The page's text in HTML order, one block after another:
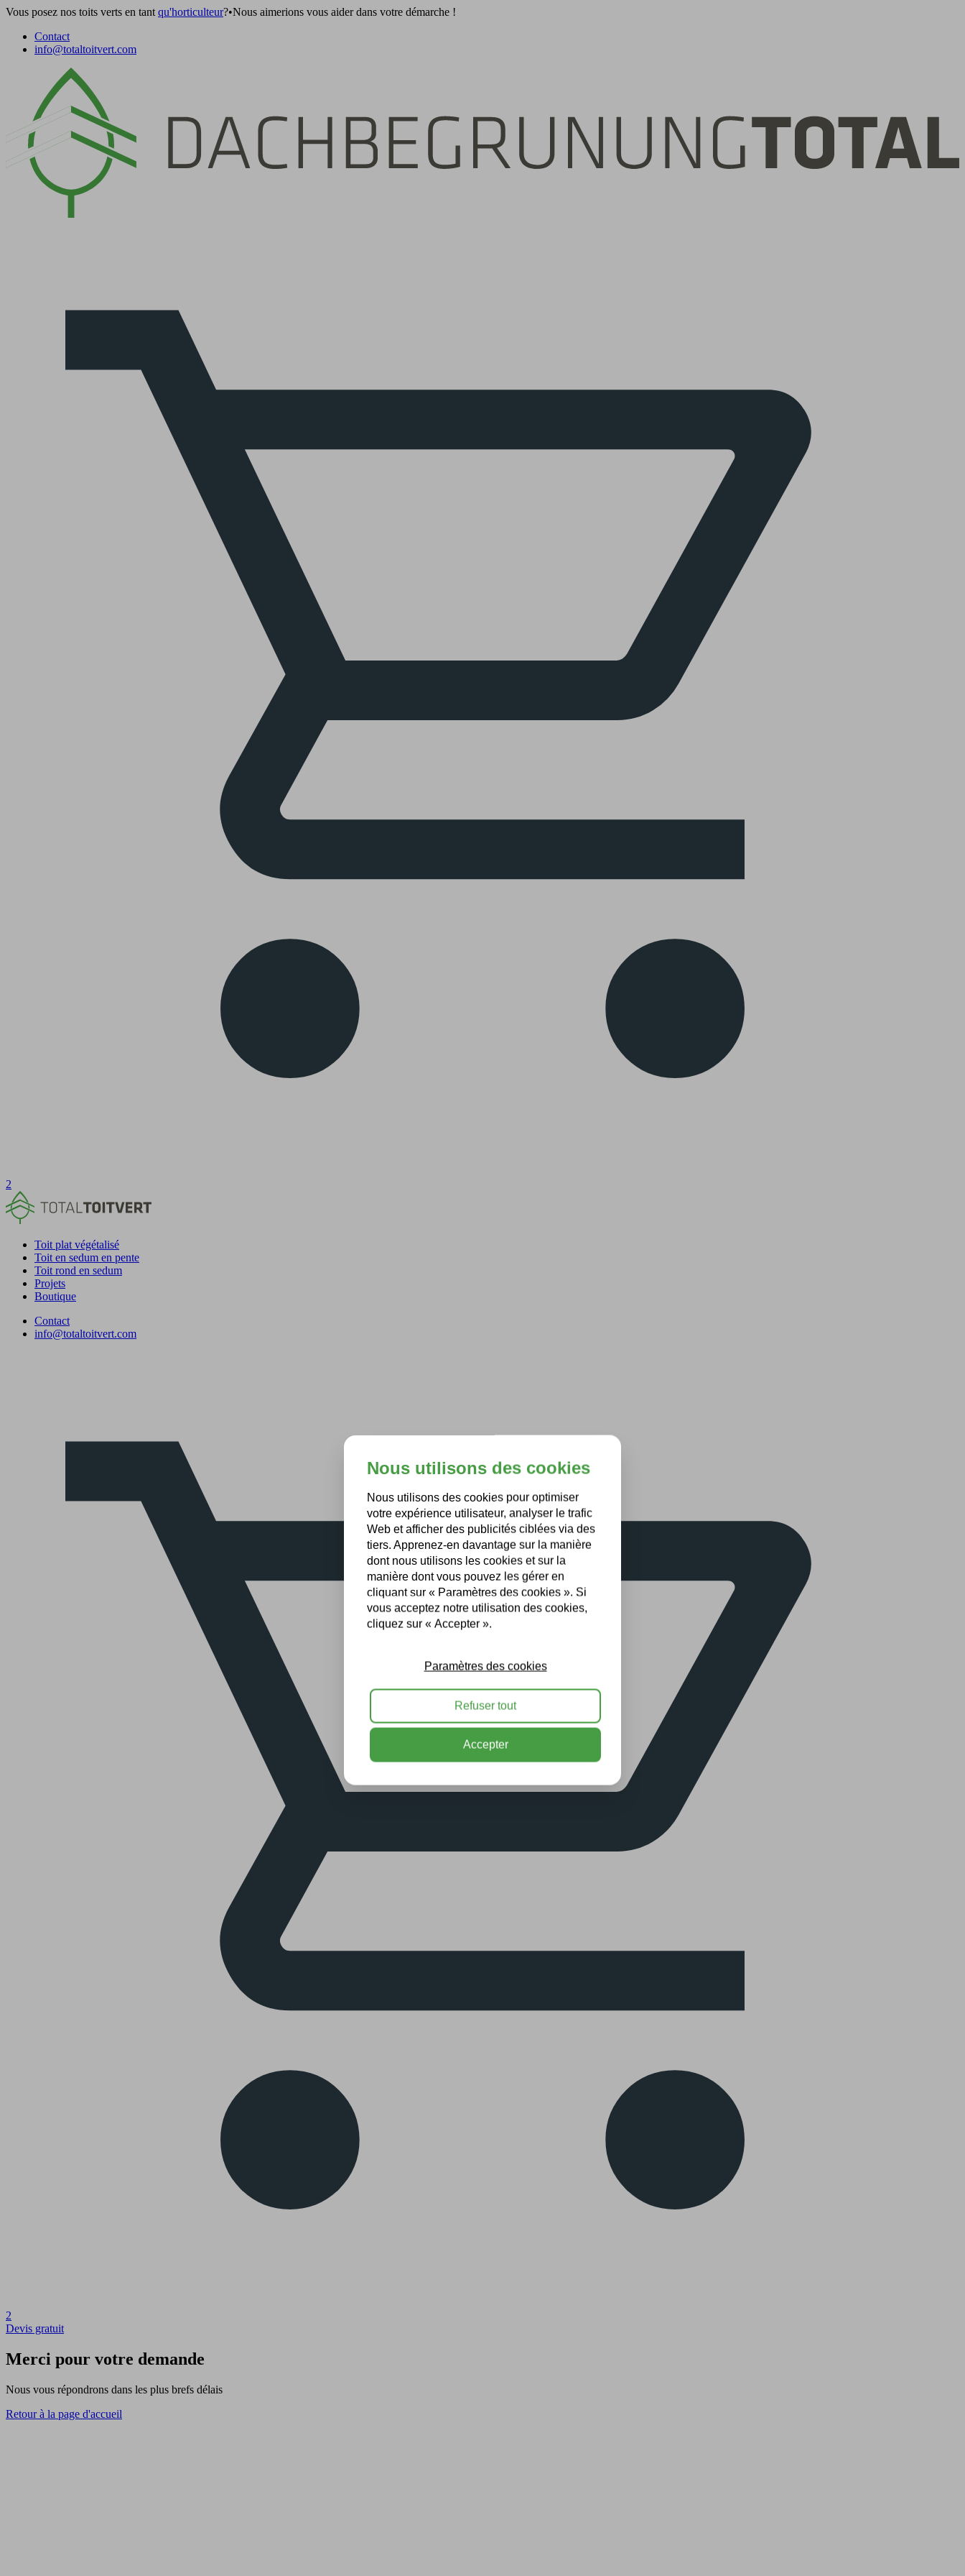
Vous posez nos toits verts en tant qu'horticulteur?•Nous aimerions vous aider dans votre démarche !
Contact
info@totaltoitvert.com
2
Toit plat végétalisé
Toit en sedum en pente
Toit rond en sedum
Projets
Boutique
Contact
info@totaltoitvert.com
2
Devis gratuit
Merci pour votre demande
Nous vous répondrons dans les plus brefs délais
Retour à la page d'accueil
Nous utilisons des cookies
Nous utilisons des cookies pour optimiser
votre expérience utilisateur, analyser le trafic
Web et afficher des publicités ciblées via des
tiers. Apprenez-en davantage sur la manière
dont nous utilisons les cookies et sur la
manière dont vous pouvez les gérer en
cliquant sur « Paramètres des cookies ». Si
vous acceptez notre utilisation des cookies,
cliquez sur « Accepter ».
Paramètres des cookies
Refuser tout
Accepter